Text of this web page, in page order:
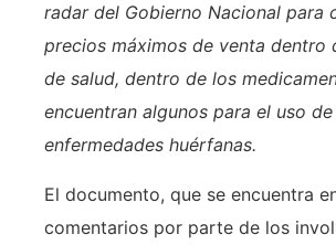
radar del Gobierno Nacional para
precios máximos de venta dentro
de salud, dentro de los
encuentran algunos para el uso
enfermedades huérfanas.
El documento, que se encuentra
comentarios por parte de los